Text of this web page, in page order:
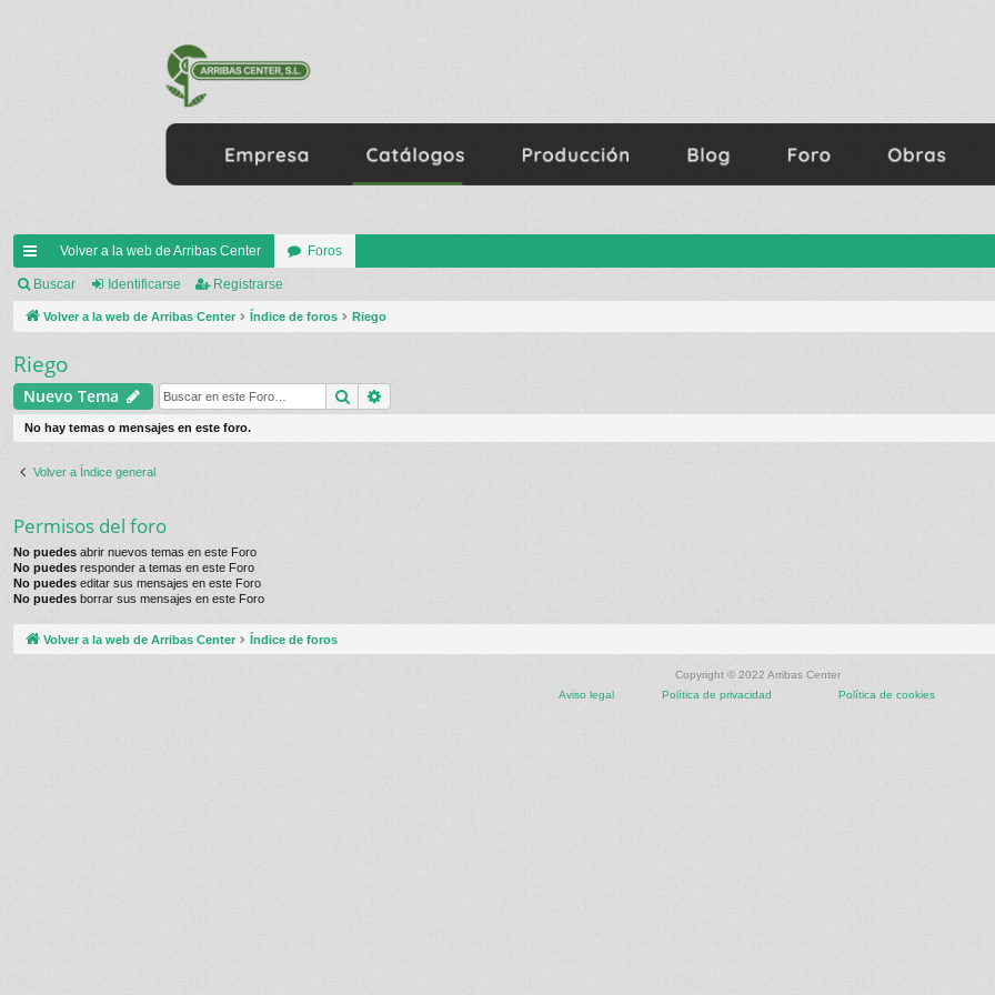
nl
ac
rá
pi
Volver a la web de Arribas Center Foros
Buscar Identificarse Registrarse
Volver a la web de Arribas Center Índice de foros Riego
Riego
Nuevo Tema Buscar
No hay temas o mensajes en este foro.
Volver a Índice general
Permisos del foro
No puedes abrir nuevos temas en este Foro
No puedes responder a temas en este Foro
No puedes editar sus mensajes en este Foro
No puedes borrar sus mensajes en este Foro
Volver a la web de Arribas Center Índice de foros
Copyright © 2022 Arribas Center
Aviso legal
Política de privacidad Política de cookies